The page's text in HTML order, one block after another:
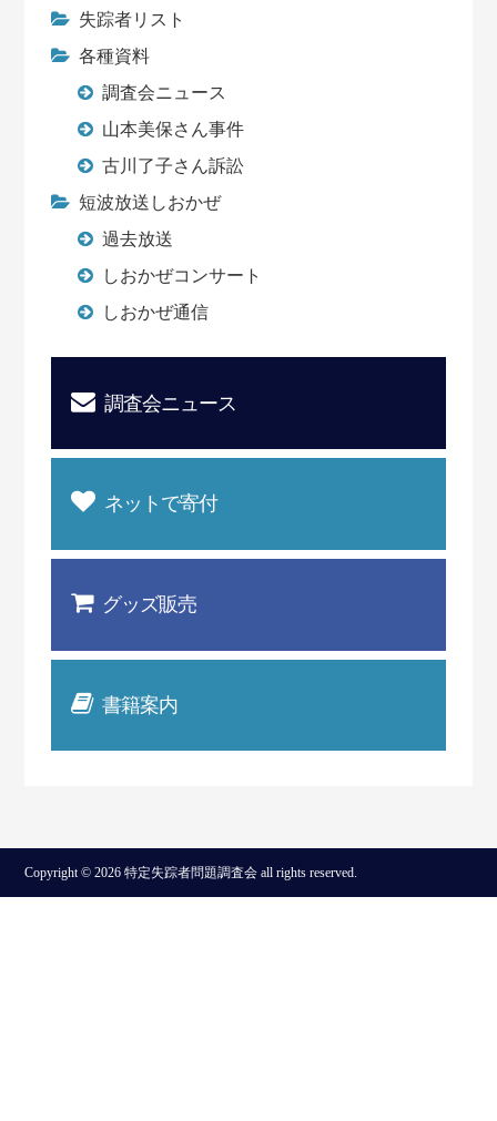
失踪者リスト
各種資料
調査会ニュース
山本美保さん事件
古川了子さん訴訟
短波放送しおかぜ
過去放送
しおかぜコンサート
しおかぜ通信
調査会ニュース
ネットで寄付
グッズ販売
書籍案内
Copyright © 2026 特定失踪者問題調査会 all rights reserved.